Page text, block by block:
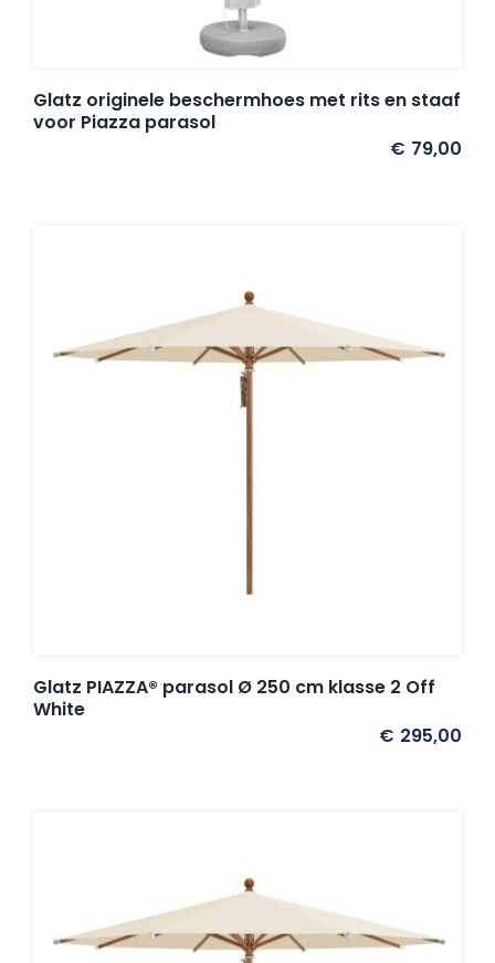
Glatz originele beschermhoes met rits en staaf
voor Piazza parasol
€ 79,00
Glatz PIAZZA® parasol Ø 250 cm klasse 2 Off
White
€ 295,00